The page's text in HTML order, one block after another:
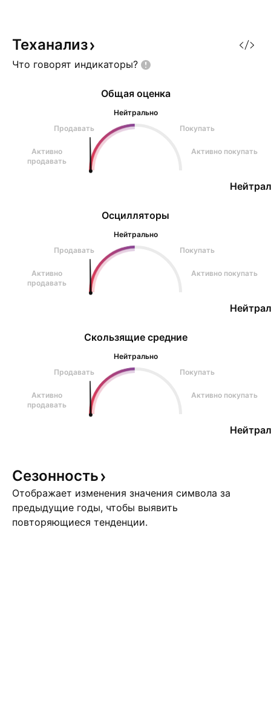
Теханализ
Что говорят индикаторы?
Осцилляторы
Нейтрально
Продавать
Покупать
Активно
продавать
Активно покупать
Общая оценка
Нейтрально
Продавать
Покупать
Активно
продавать
Активно покупать
Скользящие средние
Нейтрально
Продавать
Покупать
Активно
продавать
Активно покупать
Сезонность
Отображает изменения значения символа за
предыдущие годы, чтобы выявить
повторяющиеся тенденции.